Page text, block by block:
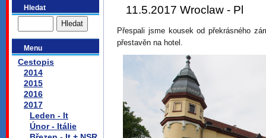
Hledat
Menu
Cestopis
2014
2015
2016
2017
Leden - It
Únor - Itálie
11.5.2017 Wroclaw - Pl
Přespali jsme kousek od překrásného
přestavěn na hotel.